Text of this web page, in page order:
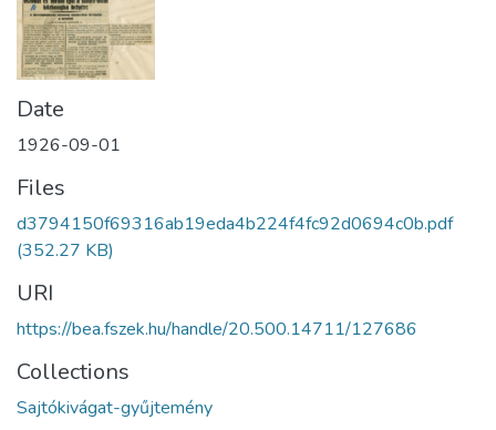
Date
1926-09-01
Files
d3794150f69316ab19eda4b224f4fc92d0694c0b.pdf
(352.27 KB)
URI
https://bea.fszek.hu/handle/20.500.14711/127686
Collections
Sajtókivágat-gyűjtemény